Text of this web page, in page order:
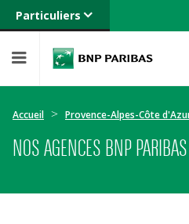
Particuliers
Banque privée
Entreprises
Accueil Provence-Alpes-Côte
NOS AGENCES BNP